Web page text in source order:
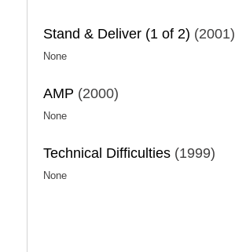
Stand & Deliver (1 of 2) (2001)
None
AMP (2000)
None
Technical Difficulties (1999)
None